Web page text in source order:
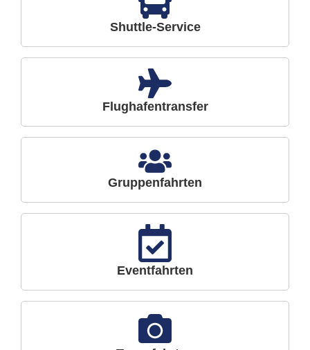
Shuttle-Service
Flughafentransfer
Gruppenfahrten
Eventfahrten